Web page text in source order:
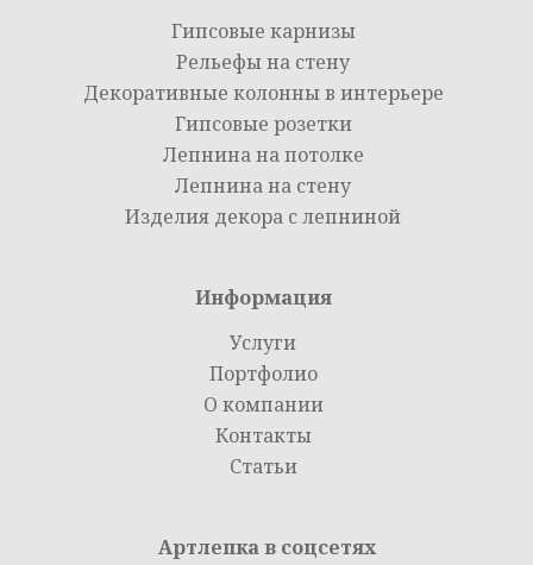
Гипсовые карнизы
Рельефы на стену
Декоративные колонны в интерьере
Гипсовые розетки
Лепнина на потолке
Лепнина на стену
Изделия декора с лепниной
Информация
Услуги
Портфолио
О компании
Контакты
Статьи
Артлепка в соцсетях